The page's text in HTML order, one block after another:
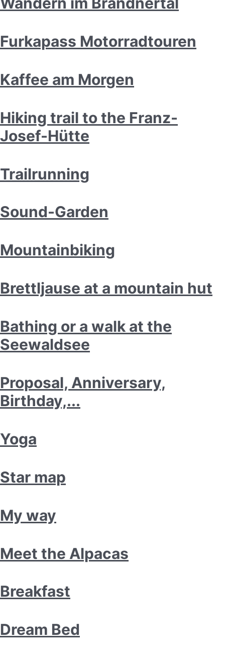
Furkapass Motorradtouren
Kaffee am Morgen
Hiking trail to the Franz-
Josef-Hütte
Trailrunning
Sound-Garden
Mountainbiking
Brettljause at a mountain hut
Bathing or a walk at the
Seewaldsee
Proposal, Anniversary,
Birthday,...
Yoga
Star map
My way
Meet the Alpacas
Breakfast
Dream Bed